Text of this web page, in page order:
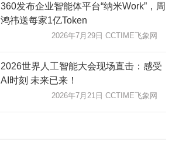
360发布企业智能体平台“纳米Work”，周
鸿祎送每家1亿Token
2026年7月29日 CCTIME飞象网
2026世界人工智能大会现场直击：感受
AI时刻 未来已来！
2026年7月21日 CCTIME飞象网